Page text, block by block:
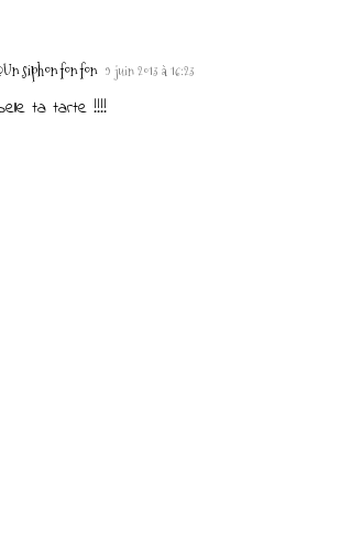
siphon fon fon 9 juin 2013 à 16:23
ta tarte !!!!